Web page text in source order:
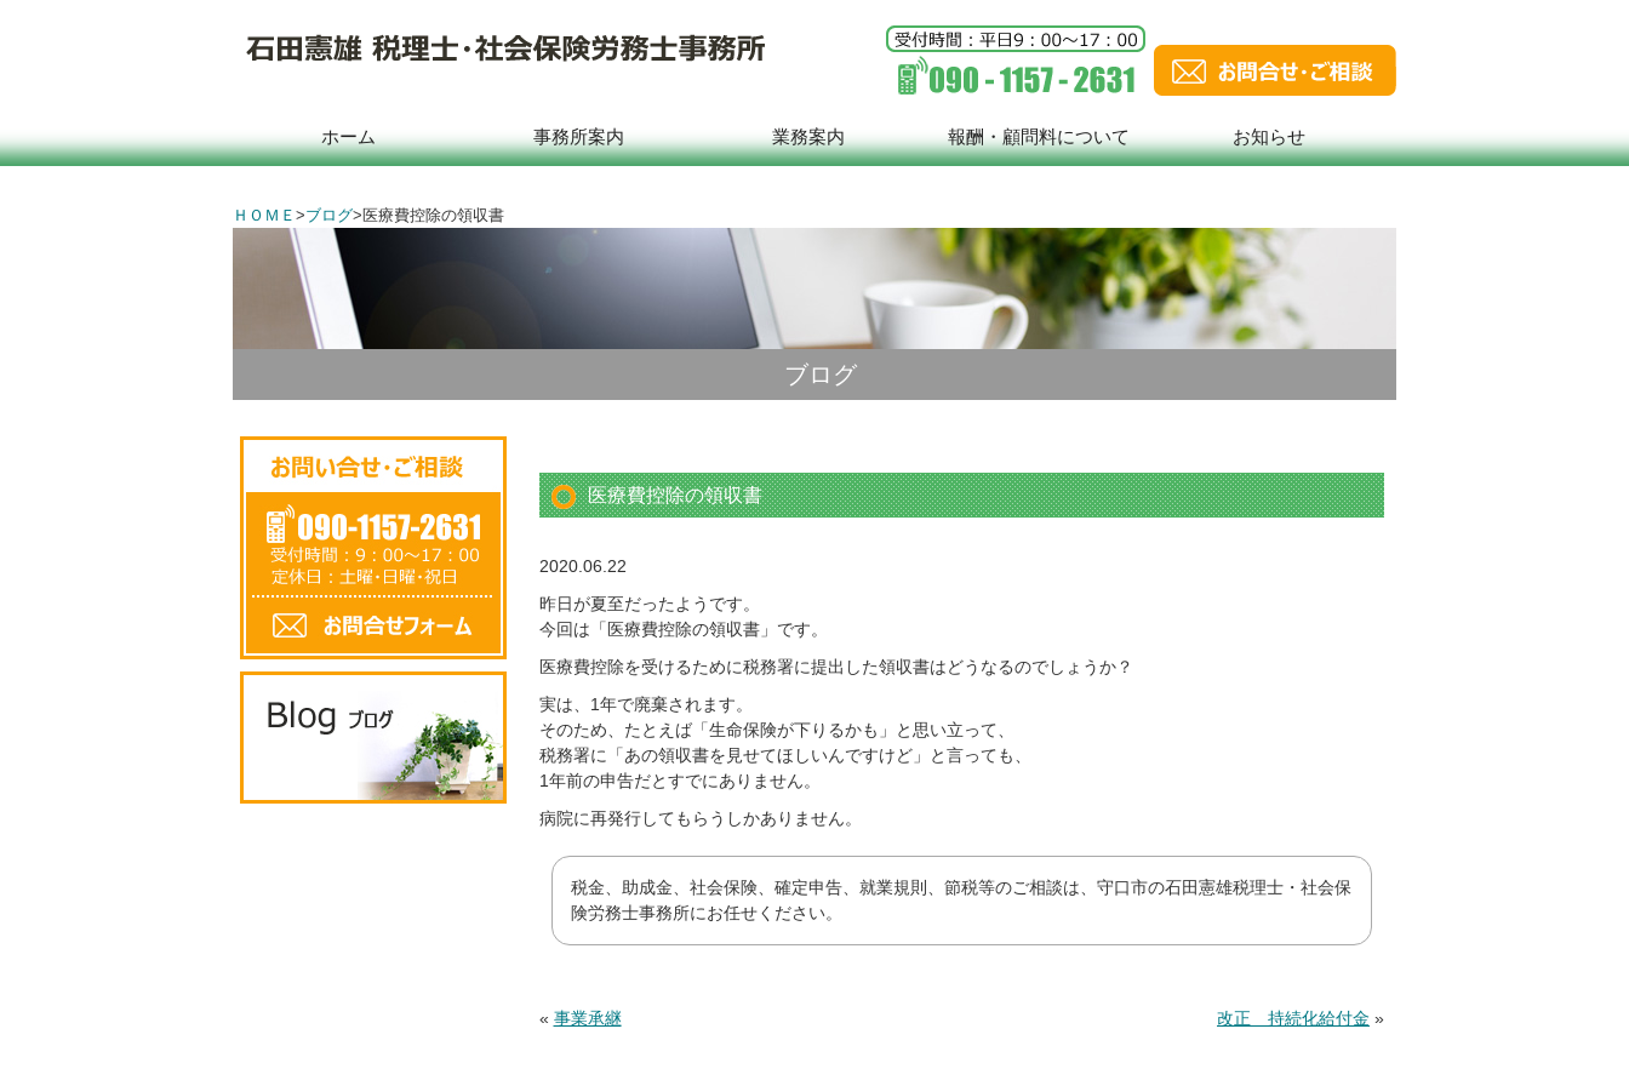
ホーム 事務所案内 業務案内 報酬・顧問料について お知らせ
ＨＯＭＥ >ブログ>医療費控除の領収書
ブログ
医療費控除の領収書
2020.06.22
昨日が夏至だったようです。
今回は「医療費控除の領収書」です。
医療費控除を受けるために税務署に提出した領収書はどうなるのでしょうか？
実は、1年で廃棄されます。
そのため、たとえば「生命保険が下りるかも」と思い立って、
税務署に「あの領収書を見せてほしいんですけど」と言っても、
1年前の申告だとすでにありません。
病院に再発行してもらうしかありません。
税金、助成金、社会保険、確定申告、就業規則、節税等のご相談は、守口市の石田憲雄税理士・社会保
険労務士事務所にお任せください。
改正 持続化給付金 »
« 事業承継